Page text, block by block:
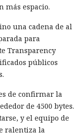
más espacio.
una cadena de al
para
Transparency
públicos
de confirmar la
de 4500 bytes.
y el equipo de
ralentiza la